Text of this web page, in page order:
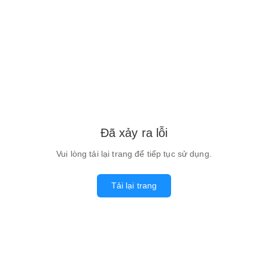
Đã xảy ra lỗi
Vui lòng tải lại trang để tiếp tục sử dụng.
Tải lại trang